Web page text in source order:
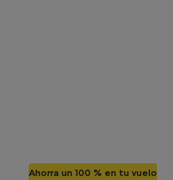
Ahorra un 100 % en tu vuelo